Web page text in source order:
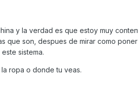
y la verdad es que estoy muy
que son, despues de mirar como poner
sistema.
ropa o donde tu veas.